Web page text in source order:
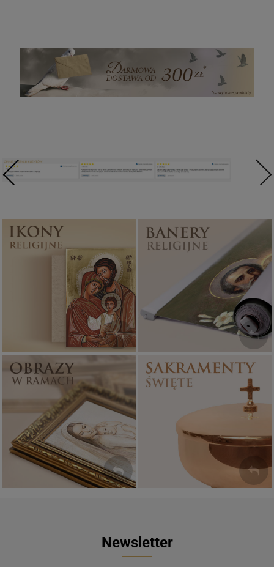
Ikony religijne
PONAD 400
WZORÓW
Banery religijne
ZOBACZ
Obrazy religijne
PIĘKNE
WZORY
Sakramenty Święte
Newsletter